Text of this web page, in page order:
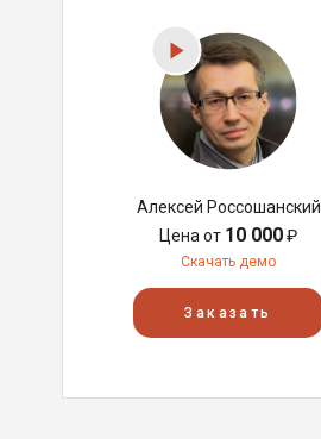
Алексей Россошанский
Цена от 10 000₽
Скачать демо
Заказать